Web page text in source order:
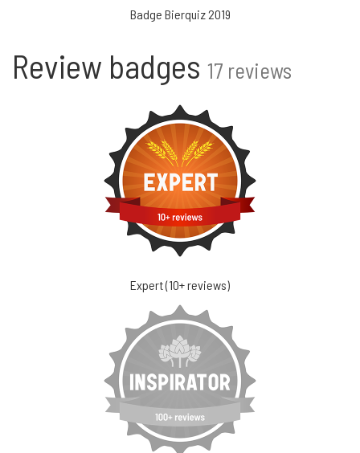
Badge Bierquiz 2019
Review badges 17 reviews
Expert (10+ reviews)